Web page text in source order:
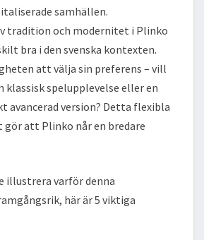
samhällen.
tradition och modernitet i Plinko
bra i den svenska kontexten.
att välja sin preferens – vill
klassisk spelupplevelse eller en
avancerad version? Detta flexibla
att Plinko når en bredare
illustrera varför denna
här är 5 viktiga